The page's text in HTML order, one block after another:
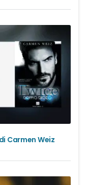
Carmen Weiz